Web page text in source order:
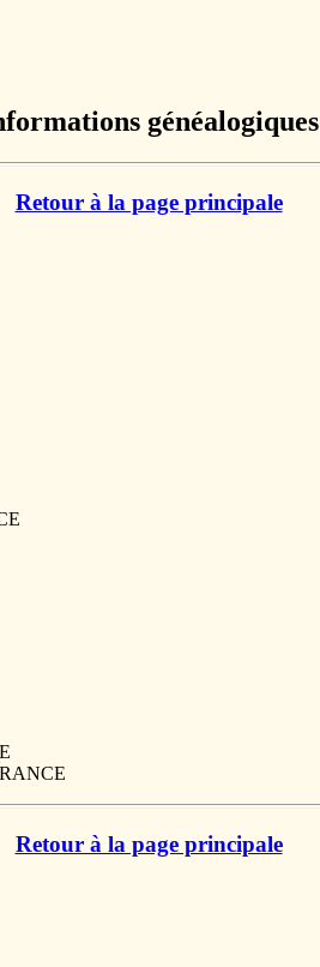
généalogiques
Retour à la page principale
Retour à la page principale